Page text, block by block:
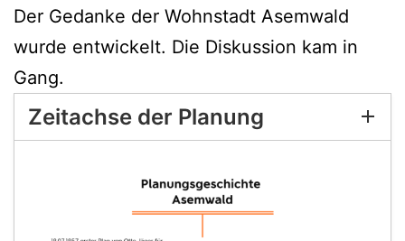
Der Gedanke der Wohnstadt Asemwald
wurde entwickelt. Die Diskussion kam in
Gang.
Zeitachse der Planung